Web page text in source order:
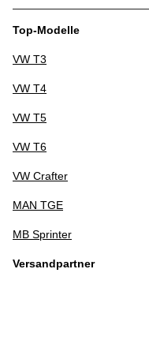
Top-Modelle
VW T3
VW T4
VW T5
VW T6
VW Crafter
MAN TGE
MB Sprinter
Versandpartner